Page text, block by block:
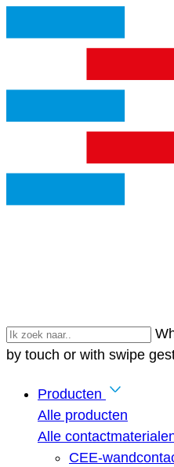
by touch or with swipe
Producten
Alle producten
Alle
CEE-